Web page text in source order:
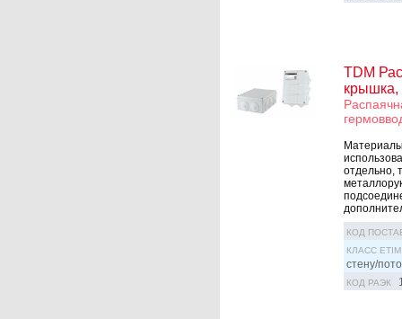
TDM
крышка,
отдельно,
КОД
КЛАСС ETIM
стену/
КОД РАЭК